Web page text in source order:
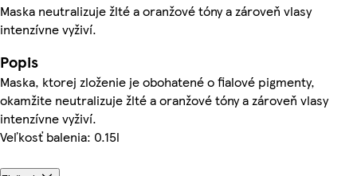
Maska neutralizuje žlté a oranžové tóny a zároveň vlasy
intenzívne vyživí.
Popis
Maska, ktorej zloženie je obohatené o fialové pigmenty,
okamžite neutralizuje žlté a oranžové tóny a zároveň vlasy
intenzívne vyživí.
Veľkosť balenia: 0.15l